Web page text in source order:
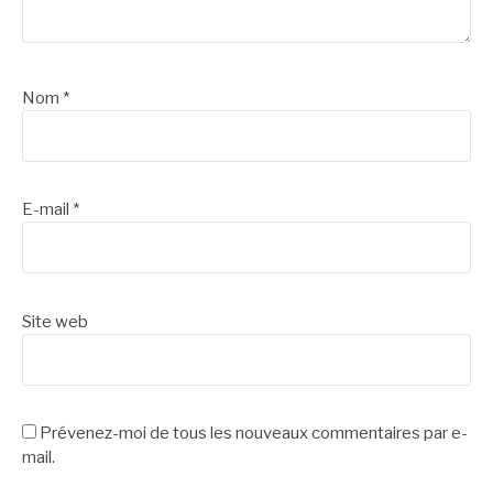
Nom *
E-mail *
Site web
Prévenez-moi de tous les nouveaux commentaires par e-
mail.